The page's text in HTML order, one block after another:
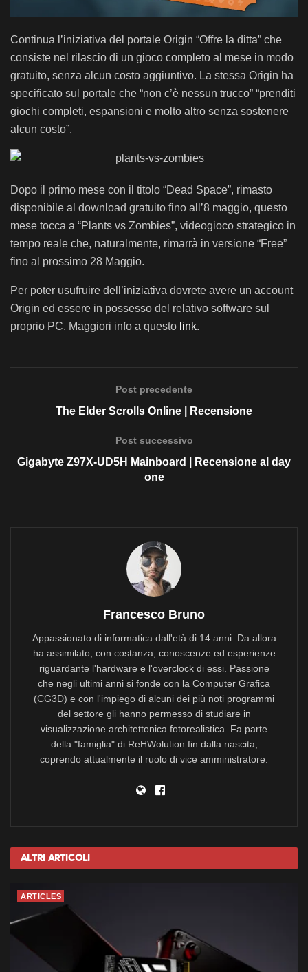
Continua l’iniziativa del portale Origin “Offre la ditta” che
consiste nel rilascio di un gioco completo al mese in modo
gratuito, senza alcun costo aggiuntivo. La stessa Origin ha
specificato sul portale che “non c’è nessun trucco” “prenditi
giochi completi, espansioni e molto altro senza sostenere
alcun costo”.
Dopo il primo mese con il titolo “Dead Space”, rimasto
disponibile al download gratuito fino all’8 maggio, questo
mese tocca a “Plants vs Zombies”, videogioco strategico in
tempo reale che, naturalmente, rimarrà in versione “Free”
fino al prossimo 28 Maggio.
Per poter usufruire dell’iniziativa dovrete avere un account
Origin ed essere in possesso del relativo software sul
proprio PC. Maggiori info a questo link.
Post precedente
The Elder Scrolls Online | Recensione
Post successivo
Gigabyte Z97X-UD5H Mainboard | Recensione al day
one
Francesco Bruno
Appassionato di informatica dall'età di 14 anni. Da allora
ha assimilato, con costanza, conoscenze ed esperienze
riguardante l'hardware e l'overclock di essi. Passione
che negli ultimi anni si fonde con la Computer Grafica
(CG3D) e con l'impiego di alcuni dei più noti programmi
del settore gli hanno permesso di studiare in
visualizzazione architettonica fotorealistica. Fa parte
della "famiglia" di ReHWolution fin dalla nascita,
coprendo attualmente il ruolo di vice amministratore.
Altri Articoli
ARTICLES